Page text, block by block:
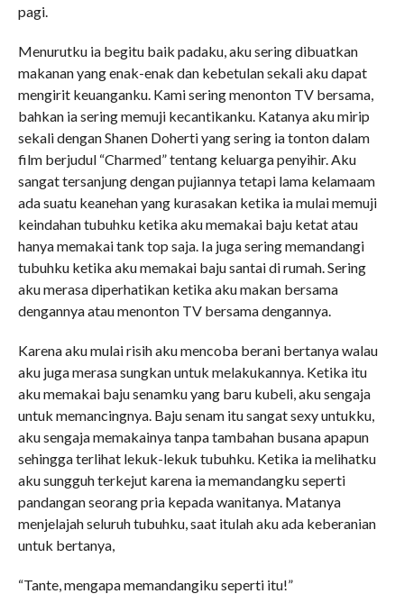
pagi.
Menurutku ia begitu baik padaku, aku sering dibuatkan
makanan yang enak-enak dan kebetulan sekali aku dapat
mengirit keuanganku. Kami sering menonton TV bersama,
bahkan ia sering memuji kecantikanku. Katanya aku mirip
sekali dengan Shanen Doherti yang sering ia tonton dalam
film berjudul “Charmed” tentang keluarga penyihir. Aku
sangat tersanjung dengan pujiannya tetapi lama kelamaam
ada suatu keanehan yang kurasakan ketika ia mulai memuji
keindahan tubuhku ketika aku memakai baju ketat atau
hanya memakai tank top saja. Ia juga sering memandangi
tubuhku ketika aku memakai baju santai di rumah. Sering
aku merasa diperhatikan ketika aku makan bersama
dengannya atau menonton TV bersama dengannya.
Karena aku mulai risih aku mencoba berani bertanya walau
aku juga merasa sungkan untuk melakukannya. Ketika itu
aku memakai baju senamku yang baru kubeli, aku sengaja
untuk memancingnya. Baju senam itu sangat sexy untukku,
aku sengaja memakainya tanpa tambahan busana apapun
sehingga terlihat lekuk-lekuk tubuhku. Ketika ia melihatku
aku sungguh terkejut karena ia memandangku seperti
pandangan seorang pria kepada wanitanya. Matanya
menjelajah seluruh tubuhku, saat itulah aku ada keberanian
untuk bertanya,
“Tante, mengapa memandangiku seperti itu!”